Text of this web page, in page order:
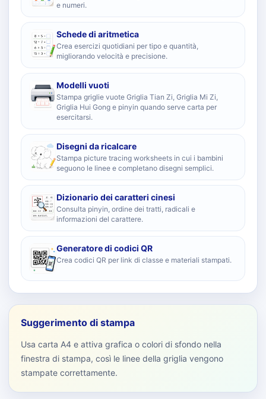
e numeri.
Schede di aritmetica
Crea esercizi quotidiani per tipo e quantità,
migliorando velocità e precisione.
Modelli vuoti
Stampa griglie vuote Griglia Tian Zi, Griglia Mi Zi,
Griglia Hui Gong e pinyin quando serve carta per
esercitarsi.
Disegni da ricalcare
Stampa picture tracing worksheets in cui i bambini
seguono le linee e completano disegni semplici.
Dizionario dei caratteri cinesi
Consulta pinyin, ordine dei tratti, radicali e
informazioni del carattere.
Generatore di codici QR
Crea codici QR per link di classe e materiali stampati.
Suggerimento di stampa
Usa carta A4 e attiva grafica o colori di sfondo nella
finestra di stampa, così le linee della griglia vengono
stampate correttamente.